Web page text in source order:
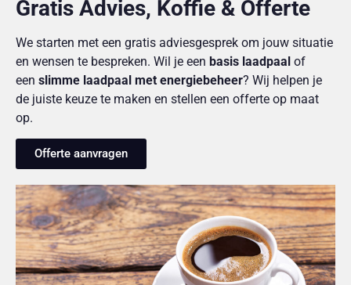
Gratis Advies, Koffie & Offerte
We starten met een gratis adviesgesprek om jouw situatie
en wensen te bespreken. Wil je een basis laadpaal of
een slimme laadpaal met energiebeheer? Wij helpen je
de juiste keuze te maken en stellen een offerte op maat
op.
Offerte aanvragen